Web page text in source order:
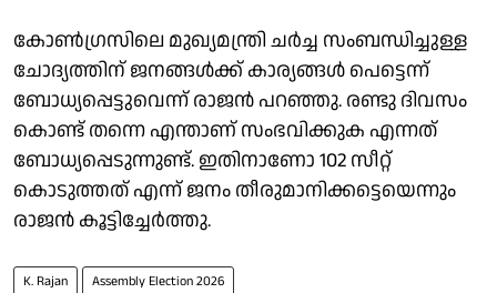
കോൺഗ്രസിലെ മുഖ്യമന്ത്രി ചർച്ച സംബന്ധിച്ചുള്ള
ചോദ്യത്തിന് ജനങ്ങൾക്ക് കാര്യങ്ങൾ പെട്ടെന്ന്
ബോധ്യപ്പെട്ടുവെന്ന് രാജൻ പറഞ്ഞു. രണ്ടു ദിവസം
കൊണ്ട് തന്നെ എന്താണ് സംഭവിക്കുക എന്നത്
ബോധ്യപ്പെടുന്നുണ്ട്. ഇതിനാണോ 102 സീറ്റ്
കൊടുത്തത് എന്ന് ജനം തീരുമാനിക്കട്ടെയെന്നും
രാജൻ കൂട്ടിച്ചേർത്തു.
K. Rajan Assembly Election 2026